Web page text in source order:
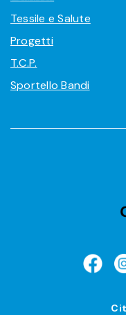
Tessile e Salute
Progetti
T.C.P.
Sportello Bandi